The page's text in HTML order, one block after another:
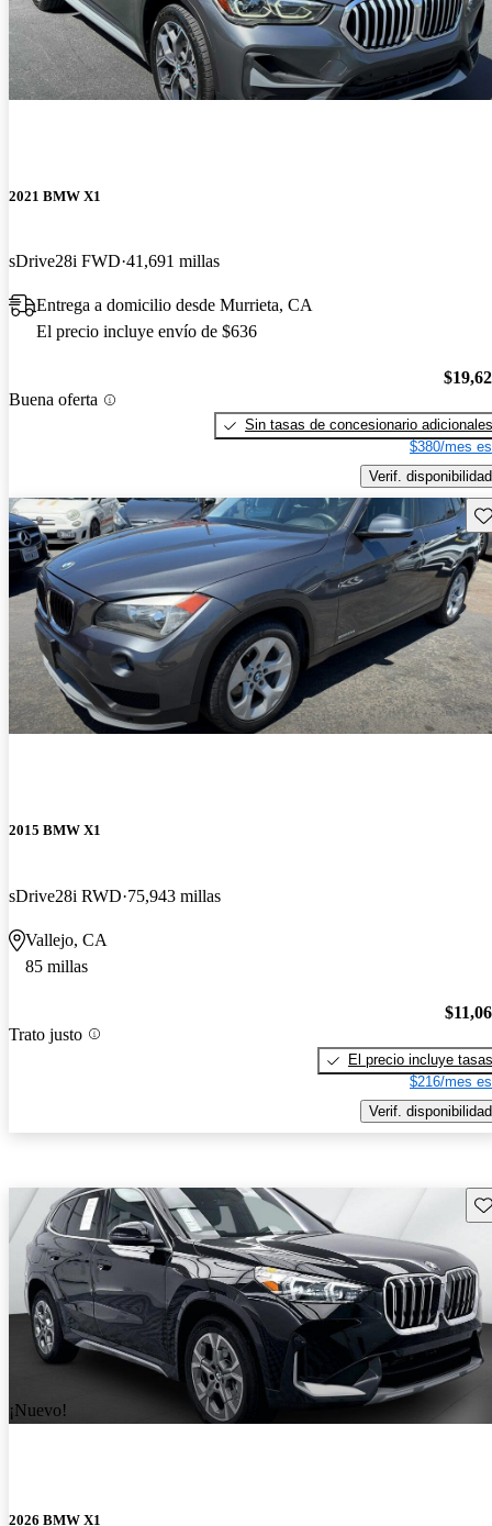
2021 BMW X1
sDrive28i FWD 41,691 millas
Entrega a domicilio desde Murrieta, CA
El precio incluye envío de $636
Buena oferta
Sin tasas de concesionario adicionales
$380/mes
Verif. disponibilidad
2015 BMW X1
sDrive28i RWD 75,943 millas
Vallejo, CA
85 millas
Trato justo
El precio incluye tasas
$216/mes
Verif. disponibilidad
¡Nuevo!
2026 BMW X1